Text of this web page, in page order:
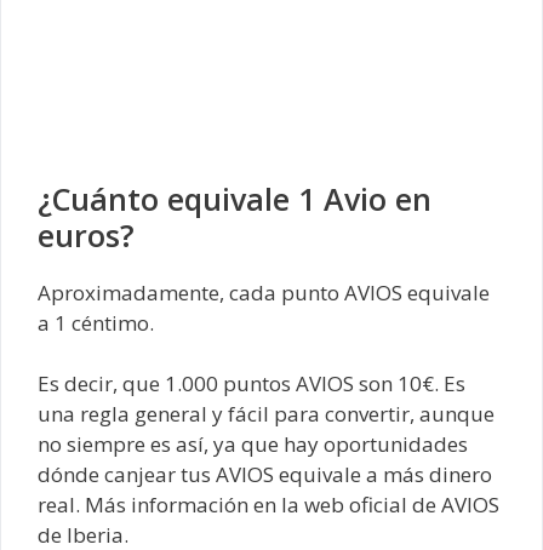
¿Cuánto equivale 1 Avio en
euros?
Aproximadamente, cada punto AVIOS equivale
a 1 céntimo.
Es decir, que 1.000 puntos AVIOS son 10€. Es
una regla general y fácil para convertir, aunque
no siempre es así, ya que hay oportunidades
dónde canjear tus AVIOS equivale a más dinero
real. Más información en la web oficial de AVIOS
de Iberia.